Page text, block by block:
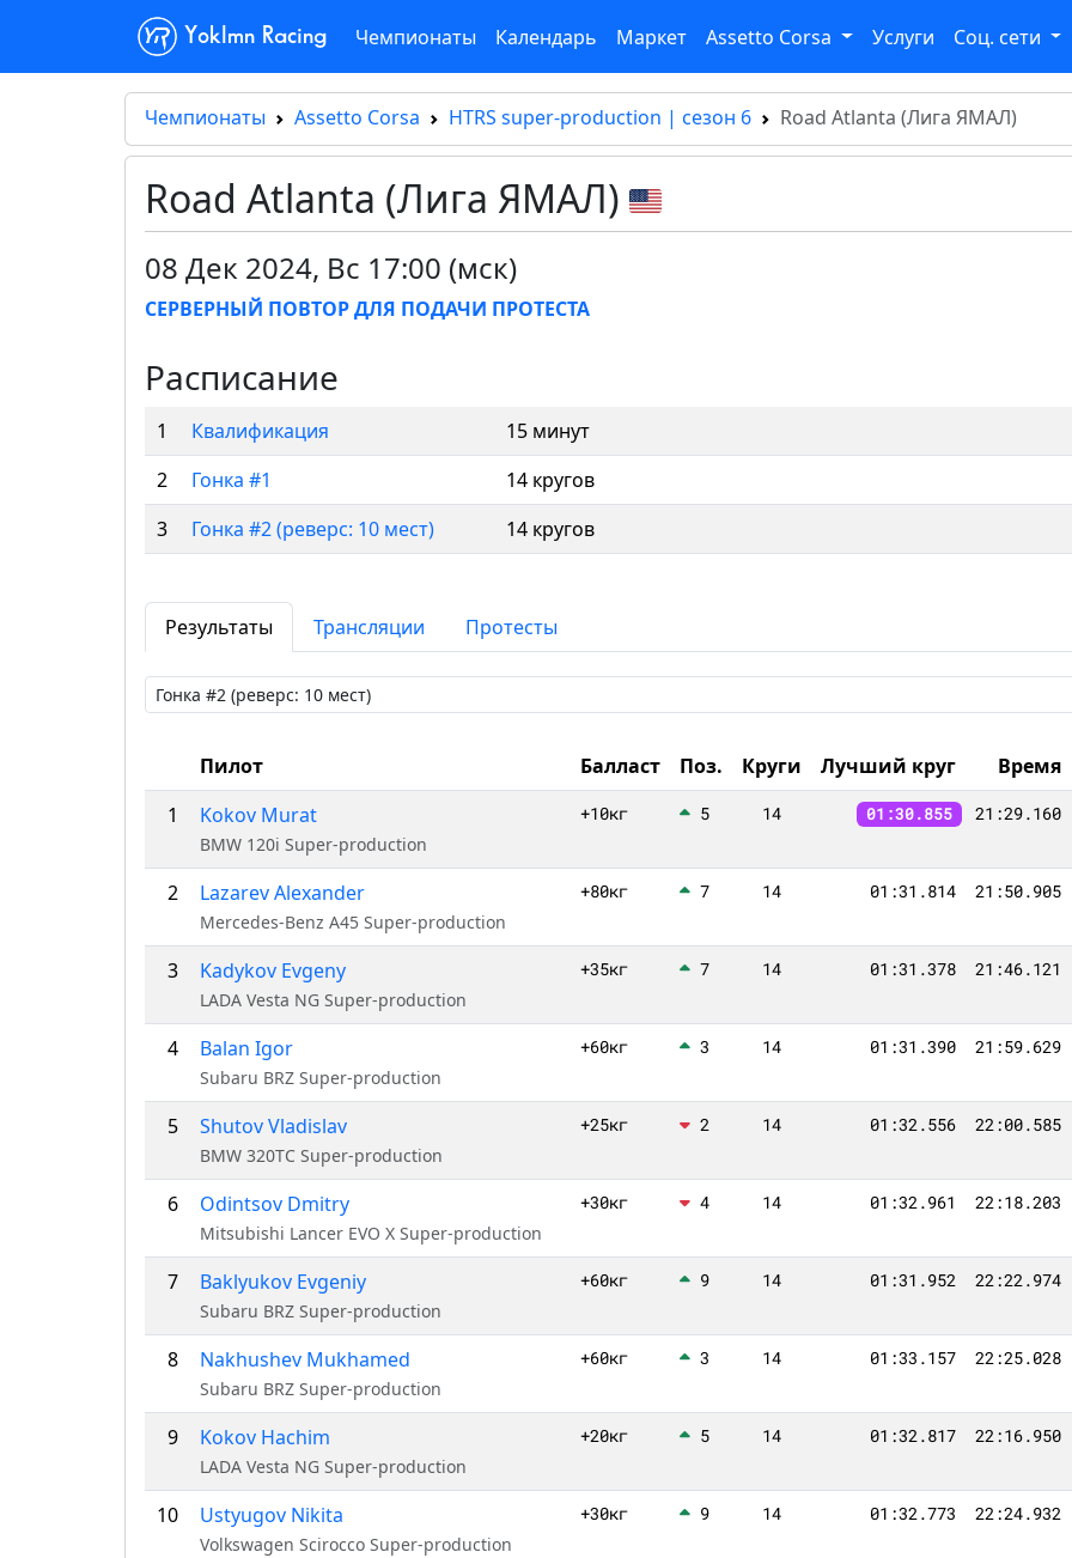
Yoklmn Racing Чемпионаты Календарь Маркет Assetto Corsa Услуги Соц. сети
Чемпионаты Assetto Corsa HTRS super-production | сезон 6 Road Atlanta (Лига ЯМАЛ)
Road Atlanta (Лига ЯМАЛ)
08 Дек 2024, Вс 17:00 (мск)
СЕРВЕРНЫЙ ПОВТОР ДЛЯ ПОДАЧИ ПРОТЕСТА
Расписание
1 Квалификация
15 минут
2
Гонка #1
14 кругов
3
Гонка #2 (реверс: 10 мест) 14 кругов
Результаты Трансляции Протесты
Пилот Балласт Поз. Круги Лучший круг Время
1
Kokov Murat
BMW 120i Super-production
+10кг 5 14 01:30.855 21:29.160
2 Lazarev Alexander
Mercedes-Benz A45 Super-production
+80кг 7 14 01:31.814 21:50.905
3 Kadykov Evgeny
LADA Vesta NG Super-production
+35кг 7 14 01:31.378 21:46.121
4 Balan Igor
Subaru BRZ Super-production
+60кг 3 14 01:31.390 21:59.629
5 Shutov Vladislav
BMW 320TC Super-production
+25кг 2 14 01:32.556 22:00.585
6 Odintsov Dmitry
Mitsubishi Lancer EVO X Super-production
+30кг 4 14 01:32.961 22:18.203
7 Baklyukov Evgeniy
Subaru BRZ Super-production
+60кг 9 14 01:31.952 22:22.974
8 Nakhushev Mukhamed
Subaru BRZ Super-production
+60кг 3 14 01:33.157 22:25.028
9 Kokov Hachim
LADA Vesta NG Super-production
+20кг 5 14 01:32.817 22:16.950
10 Ustyugov Nikita
Volkswagen Scirocco Super-production
+30кг 9 14 01:32.773 22:24.932